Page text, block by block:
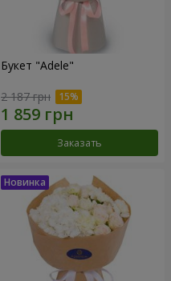
Букет "Adele"
2 187 грн
Заказать